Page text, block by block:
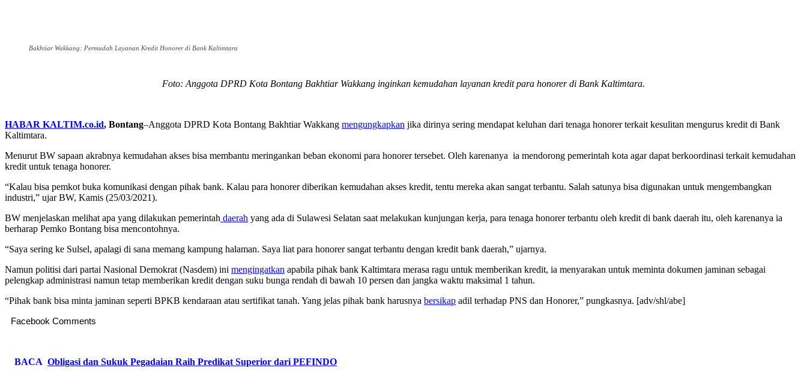
Bakhtiar Wakkang: Permudah Layanan Kredit Honorer di Bank Kaltimtara
Foto: Anggota DPRD Kota Bontang Bakhtiar Wakkang inginkan kemudahan layanan kredit para honorer di Bank Kaltimtara.
HABAR KALTIM.co.id, Bontang–Anggota DPRD Kota Bontang Bakhtiar Wakkang mengungkapkan jika dirinya sering mendapat keluhan dari tenaga honorer terkait kesulitan mengurus kredit di Bank
Kaltimtara.
Menurut BW sapaan akrabnya kemudahan akses bisa membantu meringankan beban ekonomi para honorer tersebet. Oleh karenanya ia mendorong pemerintah kota agar dapat berkoordinasi terkait kemudahan
kredit untuk tenaga honorer.
“Kalau bisa pemkot buka komunikasi dengan pihak bank. Kalau para honorer diberikan kemudahan akses kredit, tentu mereka akan sangat terbantu. Salah satunya bisa digunakan untuk mengembangkan
industri,” ujar BW, Kamis (25/03/2021).
BW menjelaskan melihat apa yang dilakukan pemerintah daerah yang ada di Sulawesi Selatan saat melakukan kunjungan kerja, para tenaga honorer terbantu oleh kredit di bank daerah itu, oleh karenanya ia
berharap Pemko Bontang bisa mencontohnya.
“Saya sering ke Sulsel, apalagi di sana memang kampung halaman. Saya liat para honorer sangat terbantu dengan kredit bank daerah,” ujarnya.
Namun politisi dari partai Nasional Demokrat (Nasdem) ini mengingatkan apabila pihak bank Kaltimtara merasa ragu untuk memberikan kredit, ia menyarakan untuk meminta dokumen jaminan sebagai
pelengkap administrasi namun tetap memberikan kredit dengan suku bunga rendah di bawah 10 persen dan jangka waktu maksimal 1 tahun.
“Pihak bank bisa minta jaminan seperti BPKB kendaraan atau sertifikat tanah. Yang jelas pihak bank harusnya bersikap adil terhadap PNS dan Honorer,” pungkasnya. [adv/shl/abe]
Facebook Comments
BACA Obligasi dan Sukuk Pegadaian Raih Predikat Superior dari PEFINDO